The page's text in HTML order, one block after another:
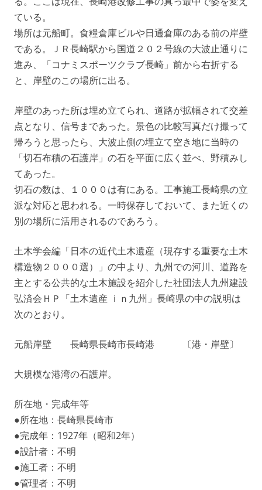
ている。
場所は元船町。食糧倉庫ビルや日通倉庫のある前の岸壁
である。ＪＲ長崎駅から国道２０２号線の大波止通りに
進み、「コナミスポーツクラブ長崎」前から右折する
と、岸壁のこの場所に出る。
岸壁のあった所は埋め立てられ、道路が拡幅されて交差
点となり、信号まであった。景色の比較写真だけ撮って
帰ろうと思ったら、大波止側の埋立て空き地に当時の
「切石布積の石護岸」の石を平面に広く並べ、野積みし
てあった。
切石の数は、１０００は有にある。工事施工長崎県の立
派な対応と思われる。一時保存しておいて、また近くの
別の場所に活用されるのであろう。
土木学会編「日本の近代土木遺産（現存する重要な土木
構造物２０００選）」の中より、九州での河川、道路を
主とする公共的な土木施設を紹介した社団法人九州建設
弘済会ＨＰ「土木遺産 ｉｎ九州」長崎県の中の説明は
次のとおり。
元船岸壁 長崎県長崎市長崎港 〔港・岸壁〕
大規模な港湾の石護岸。
所在地・完成年等
●所在地：長崎県長崎市
●完成年：1927年（昭和2年）
●設計者：不明
●施工者：不明
●管理者：不明